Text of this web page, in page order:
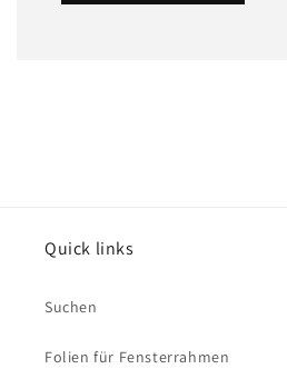
Quick links
Suchen
Folien für Fensterrahmen